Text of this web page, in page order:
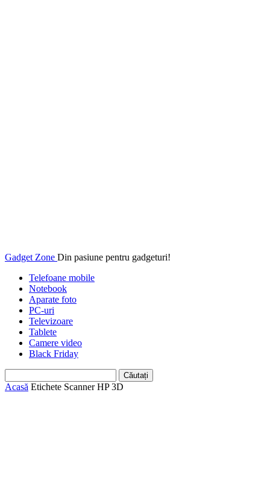
Gadget Zone Din pasiune pentru gadgeturi!
Telefoane mobile
Notebook
Aparate foto
PC-uri
Televizoare
Tablete
Camere video
Black Friday
Acasă Etichete Scanner HP 3D